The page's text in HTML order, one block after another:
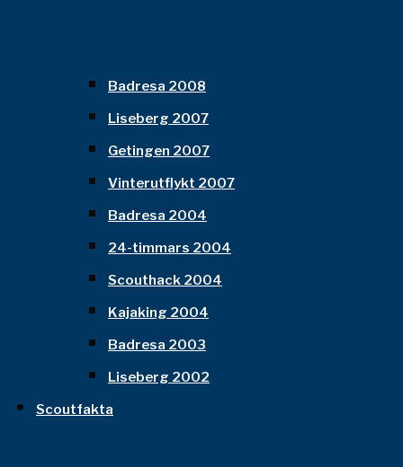
Badresa 2008
Liseberg 2007
Getingen 2007
Vinterutflykt 2007
Badresa 2004
24-timmars 2004
Scouthack 2004
Kajaking 2004
Badresa 2003
Liseberg 2002
Scoutfakta